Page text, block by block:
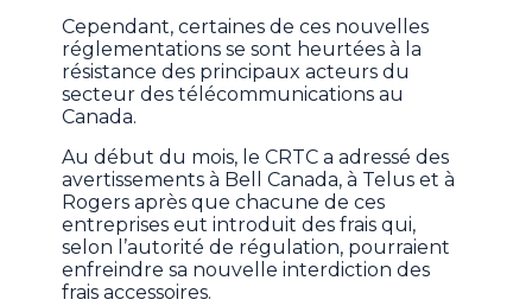
Cependant, certaines de ces nouvelles
réglementations se sont heurtées à la
résistance des principaux acteurs du
secteur des télécommunications au
Canada.
Au début du mois, le CRTC a adressé des
avertissements à Bell Canada, à Telus et à
Rogers après que chacune de ces
entreprises eut introduit des frais qui,
selon l’autorité de régulation, pourraient
enfreindre sa nouvelle interdiction des
frais accessoires.